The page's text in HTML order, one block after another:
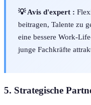
💡 Avis d'expert :
beitragen, Talente zu
eine bessere Work-
junge Fachkräfte
5. Strategische